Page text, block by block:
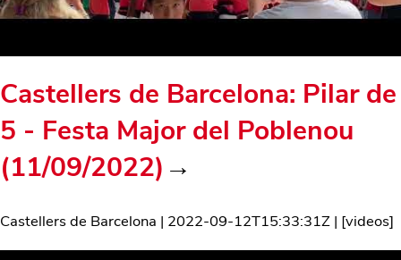
Castellers de Barcelona: Pilar de
5 - Festa Major del Poblenou
(11/09/2022) →
Castellers de Barcelona | 2022-09-12T15:33:31Z | [videos]